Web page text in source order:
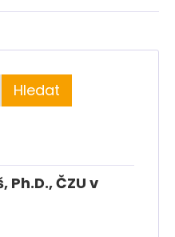
Ph.D., ČZU v